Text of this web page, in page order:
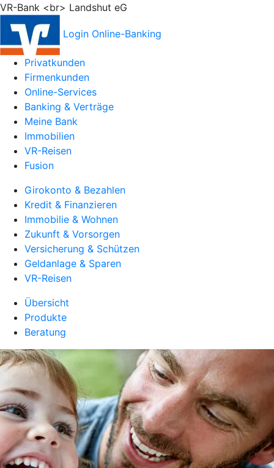
VR-Bank <br> Landshut eG
Login Online-Banking
Privatkunden
Firmenkunden
Online-Services
Banking & Verträge
Meine Bank
Immobilien
VR-Reisen
Fusion
Girokonto & Bezahlen
Kredit & Finanzieren
Immobilie & Wohnen
Zukunft & Vorsorgen
Versicherung & Schützen
Geldanlage & Sparen
VR-Reisen
Übersicht
Produkte
Beratung